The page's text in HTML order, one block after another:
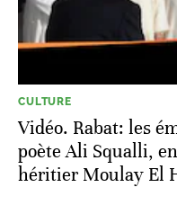
CULTURE
Vidéo. Rabat: les
poète Ali Squalli,
héritier Moulay El